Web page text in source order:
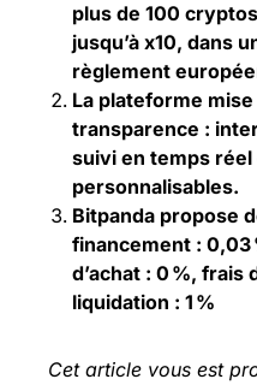
plus de 100
jusqu’à x10, dans
règlement
La plateforme
transparence :
suivi en temps
personnalisables.
Bitpanda propose
financement : 0,03
d’achat : 0 %, frais
liquidation : 1 %
Cet article vous est